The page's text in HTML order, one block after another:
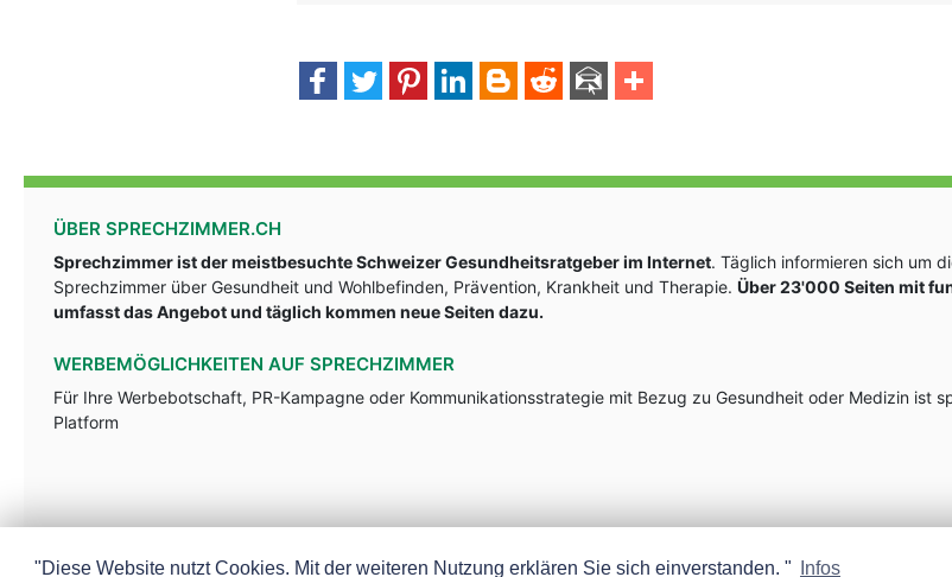
ÜBER SPRECHZIMMER.CH
Sprechzimmer ist der meistbesuchte Schweizer Gesundheitsratgeber im Internet. Täglich informieren sich um
Sprechzimmer über Gesundheit und Wohlbefinden, Prävention, Krankheit und Therapie. Über 23'000 Seiten mit
umfasst das Angebot und täglich kommen neue Seiten dazu.
WERBEMÖGLICHKEITEN AUF SPRECHZIMMER
Für Ihre Werbebotschaft, PR-Kampagne oder Kommunikationsstrategie mit Bezug zu Gesundheit oder Medizin ist
Platform
"Diese Website nutzt Cookies. Mit der weiteren Nutzung erklären Sie sich einverstanden. " Infos